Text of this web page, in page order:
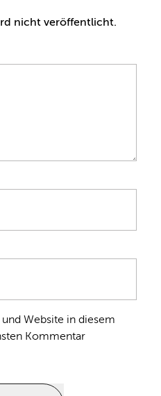
nicht veröffentlicht.
Website in diesem
Kommentar